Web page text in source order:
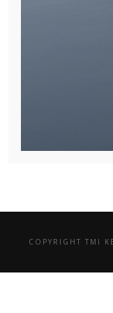
COPYRIGHT TMI